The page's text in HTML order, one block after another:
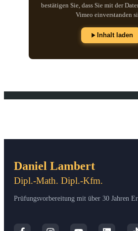
bestätigen Sie, dass Sie mit der
Vimeo einverstanden
Inhalt laden
Daniel Lambert
Dipl.-Math. Dipl.-Kfm.
Prüfungsvorbereitung mit über 30 Jahren